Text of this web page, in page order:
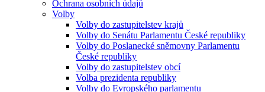
Ochrana osobních údajů
Volby
Volby do zastupitelstev krajů
Volby do Senátu Parlamentu České republiky
Volby do Poslanecké sněmovny Parlamentu
České republiky
Volby do zastupitelstev obcí
Volba prezidenta republiky
Volby do Evropského parlamentu